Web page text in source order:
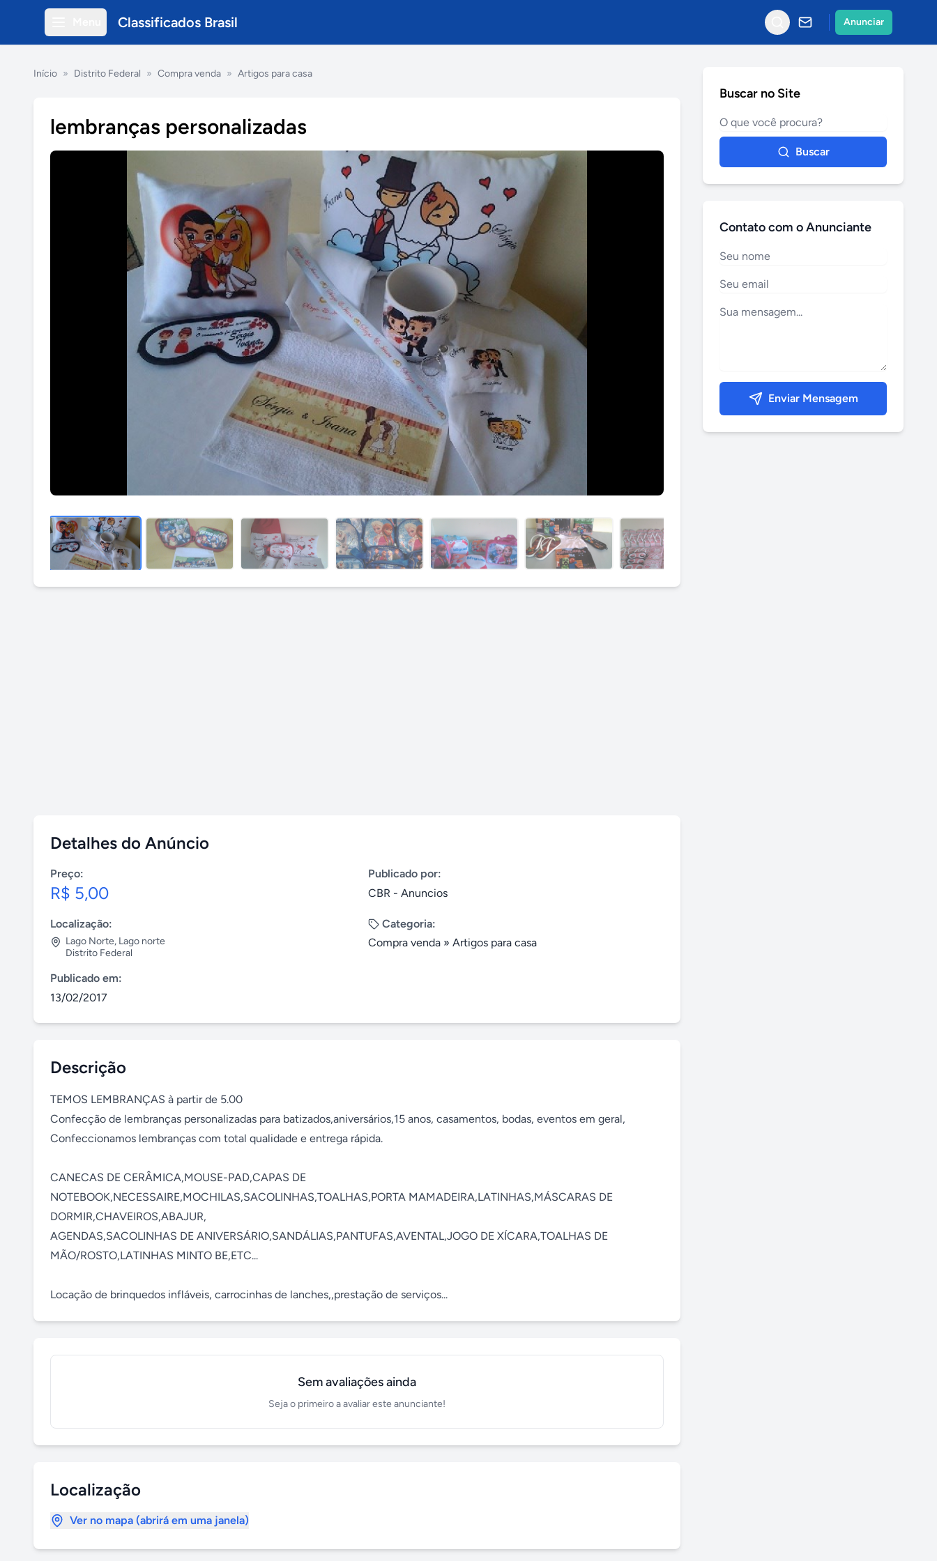
Classificados Brasil Anunciar
Início » Distrito Federal » Compra venda » Artigos para casa
lembranças personalizadas
Detalhes do Anúncio
Preço:
R$ 5,00
Publicado por:
CBR - Anuncios
Localização:
Lago Norte, Lago norte
Distrito Federal
Categoria:
Compra venda » Artigos para casa
Publicado em:
13/02/2017
Descrição
TEMOS LEMBRANÇAS à partir de 5.00
Confecção de lembranças personalizadas para batizados,aniversários,15 anos, casamentos, bodas, eventos em geral,
Confeccionamos lembranças com total qualidade e entrega rápida.
CANECAS DE CERÂMICA,MOUSE-PAD,CAPAS DE
NOTEBOOK,NECESSAIRE,MOCHILAS,SACOLINHAS,TOALHAS,PORTA MAMADEIRA,LATINHAS,MÁSCARAS DE
DORMIR,CHAVEIROS,ABAJUR,
AGENDAS,SACOLINHAS DE ANIVERSÁRIO,SANDÁLIAS,PANTUFAS,AVENTAL,JOGO DE XÍCARA,TOALHAS DE
MÃO/ROSTO,LATINHAS MINTO BE,ETC...
Locação de brinquedos infláveis, carrocinhas de lanches,,prestação de serviços...
Sem avaliações ainda
Seja o primeiro a avaliar este anunciante!
Localização
Ver no mapa (abrirá em uma janela)
Buscar no Site
Buscar
Contato com o Anunciante
Enviar Mensagem